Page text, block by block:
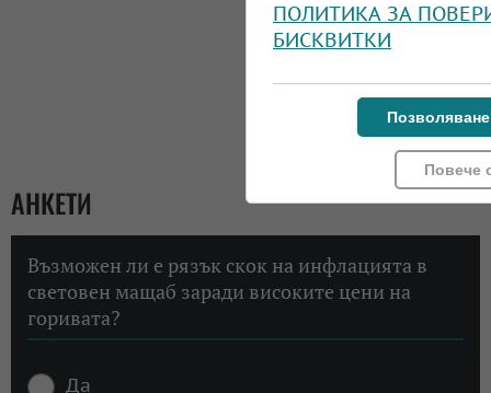
АНКЕТИ
Възможен ли е рязък скок на инфлацията в
световен мащаб заради високите цени на
горивата?
Да
ПОЛИТИКА ЗА
БИСКВИТКИ
Повече